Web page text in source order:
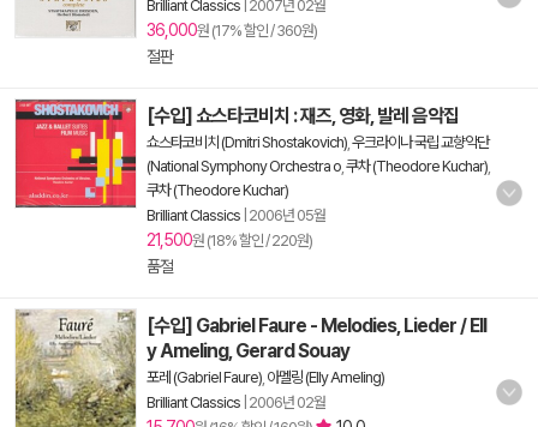
Brilliant Classics 2007년 02월
36,000원 (17% 할인 / 360원)
절판
[수입] 쇼스타코비치 : 재즈, 영화, 발레 음악집
쇼스타코비치 (Dmitri Shostakovich) 우크라이나 국립 교향악단
(National Symphony Orchestra o 쿠차 (Theodore Kuchar)
쿠차 (Theodore Kuchar)
Brilliant Classics 2006년 05월
21,500원 (18% 할인 / 220원)
품절
[수입] Gabriel Faure - Melodies, Lieder / Ell
y Ameling, Gerard Souay
포레 (Gabriel Faure) 아멜링 (Elly Ameling)
Brilliant Classics 2006년 02월